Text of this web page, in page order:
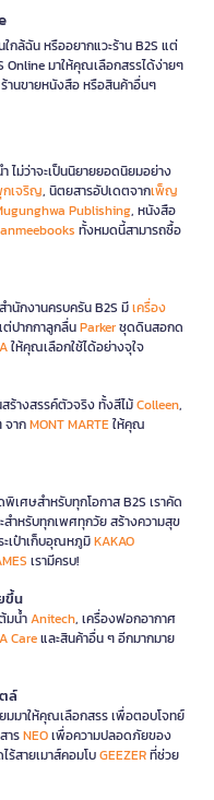
กล้ฉัน หรืออยากแวะร้าน B2S แต่
Online มาให้คุณเลือกสรรได้ง่ายๆ
านขายหนังสือ หรือสินค้าอื่นๆ
ไม่ว่าจะเป็นนิยายยอดนิยมอย่าง
เจริญ, นิตยสารอัปเดตจากเพ็ญ
Publishing, หนังสือ
ทั้งหมดนี้สามารถซื้อ
นักงานครบครัน B2S มีเครื่อง
ต่ปากกาลูกลื่นParkerชุดดินสอกด
ให้คุณเลือกใช้ได้อย่างจุใจ
ร้างสรรค์ตัวจริง ทั้งสีไม้Colleen,
จากMONT MARTEให้คุณ
ศษสำหรับทุกโอกาส B2S เราคัด
สำหรับทุกเพศทุกวัย สร้างความสุข
เป๋าเก็บอุณหภูมิKAKAO
เรามีครบ!
ขึ้น
มน้ำAnitech, เครื่องฟอกอากาศ
Careและสินค้าอื่น ๆ อีกมากมาย
ล์
มาให้คุณเลือกสรร เพื่อตอบโจทย์
ารNEOเพื่อความปลอดภัยของ
ร้สายเมาส์คอมโบGEEZERที่ช่วย